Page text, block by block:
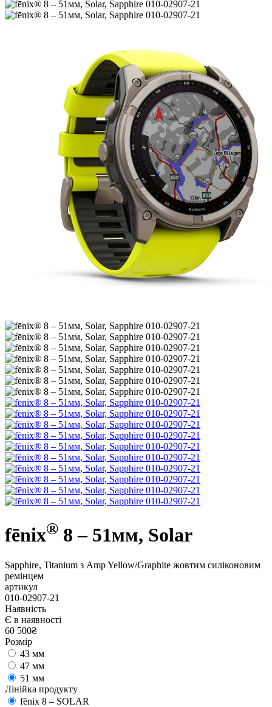
fēnix® 8 – 51мм, Solar
Sapphire, Titanium з Amp Yellow/Graphite жовтим силіконовим
ремінцем
артикул
010-02907-21
Наявність
Є в наявності
60 500₴
Розмір
43 мм
47 мм
51 мм
Лінійка продукту
fēnix 8 – SOLAR